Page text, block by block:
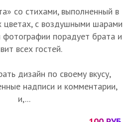
со стихами, выполненный в
цветах, с воздушными шарами
порадует брата и
всех гостей.
дизайн по своему вкусу,
надписи и комментарии,
и,...